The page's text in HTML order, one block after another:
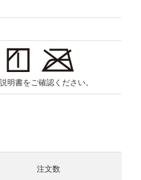
明書をご確認ください。
注文数